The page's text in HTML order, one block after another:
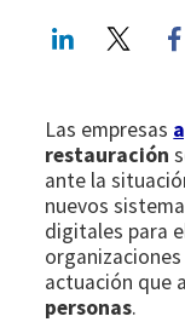
LinkedIn
Las empresas
restauración
ante la
nuevos
digitales para
actuación que
personas.